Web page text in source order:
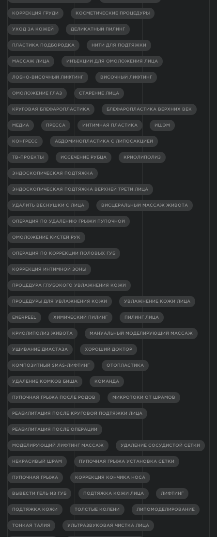
КОРРЕКЦИЯ ГРУДИ КОСМЕТИЧЕСКИЕ ПРОЦЕДУРЫ
УХОД ЗА КОЖЕЙ ДЕЛИКАТНЫЙ ПИЛИНГ
ПЛАСТИКА ПОДБОРОДКА НИТИ ДЛЯ ПОДТЯЖКИ
МАССАЖ ЛИЦА ИНЪЕКЦИИ ДЛЯ ОМОЛОЖЕНИЯ ЛИЦА
ЛОБНО-ВИСОЧНЫЙ ЛИФТИНГ ВИСОЧНЫЙ ЛИФТИНГ
ОМОЛОЖЕНИЕ ГЛАЗ СТАРЕНИЕ ЛИЦА
КРУГОВАЯ БЛЕФАРОПЛАСТИКА БЛЕФАРОПЛАСТИКА ВЕРХНИХ ВЕК
МЕДИА ПРЕССА ИНТИМНАЯ ПЛАСТИКА ИШЭМ
КОНГРЕСС АБДОМИНОПЛАСТИКА С ЛИПОСАКЦИЕЙ
ТВ-ПРОЕКТЫ ИССЕЧЕНИЕ РУБЦА КРИОЛИПОЛИЗ
ЭНДОСКОПИЧЕСКАЯ ПОДТЯЖКА
ЭНДОСКОПИЧЕСКАЯ ПОДТЯЖКА ВЕРХНЕЙ ТРЕТИ ЛИЦА
УДАЛИТЬ ВЕСНУШКИ С ЛИЦА ВИСЦЕРАЛЬНЫЙ МАССАЖ ЖИВОТА
ОПЕРАЦИЯ ПО УДАЛЕНИЮ ГРЫЖИ ПУПОЧНОЙ
ОМОЛОЖЕНИЕ КИСТЕЙ РУК
ОПЕРАЦИЯ ПО КОРРЕКЦИИ ПОЛОВЫХ ГУБ
КОРРЕКЦИЯ ИНТИМНОЙ ЗОНЫ
ПРОЦЕДУРА ГЛУБОКОГО УВЛАЖНЕНИЯ КОЖИ
ПРОЦЕДУРЫ ДЛЯ УВЛАЖНЕНИЯ КОЖИ УВЛАЖНЕНИЕ КОЖИ ЛИЦА
ENERPEEL ХИМИЧЕСКИЙ ПИЛИНГ ПИЛИНГ ЛИЦА
КРИОЛИПОЛИЗ ЖИВОТА МАНУАЛЬНЫЙ МОДЕЛИРУЮЩИЙ МАССАЖ
УШИВАНИЕ ДИАСТАЗА ХОРОШИЙ ДОКТОР
КОМПОЗИТНЫЙ SMAS-ЛИФТИНГ ОТОПЛАСТИКА
УДАЛЕНИЕ КОМКОВ БИША КОМАНДА
ПУПОЧНАЯ ГРЫЖА ПОСЛЕ РОДОВ МИКРОТОКИ ОТ ШРАМОВ
РЕАБИЛИТАЦИЯ ПОСЛЕ КРУГОВОЙ ПОДТЯЖКИ ЛИЦА
РЕАБИЛИТАЦИЯ ПОСЛЕ ОПЕРАЦИИ
МОДЕЛИРУЮЩИЙ ЛИФТИНГ МАССАЖ УДАЛЕНИЕ СОСУДИСТОЙ СЕТКИ
НЕКРАСИВЫЙ ШРАМ ПУПОЧНАЯ ГРЫЖА УСТАНОВКА СЕТКИ
ПУПОЧНАЯ ГРЫЖА КОРРЕКЦИЯ КОНЧИКА НОСА
ВЫВЕСТИ ГЕЛЬ ИЗ ГУБ ПОДТЯЖКА КОЖИ ЛИЦА ЛИФТИНГ
ПОДТЯЖКА КОЖИ ТОЛСТЫЕ КОЛЕНИ ЛИПОМОДЕЛИРОВАНИЕ
ТОНКАЯ ТАЛИЯ УЛЬТРАЗВУКОВАЯ ЧИСТКА ЛИЦА